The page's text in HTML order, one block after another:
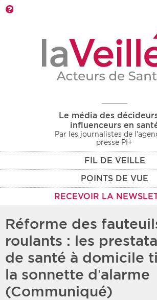
Le média des
influenceurs en
Par les journalistes de
presse PI+
FIL DE VEILLE
POINTS DE VUE
RECEVOIR LA
Rendez-vous des 7
prochains jours
Recherche par mots clés
Type
Protection sociale
Médico-social
Zone
Période
Choisir une date de débutChoisir une date de fin
Tri
Réforme des
roulants : les
de santé à domicile
la sonnette d’alarme
(Communiqué)